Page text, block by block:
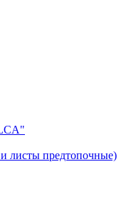
листы предтопочные)